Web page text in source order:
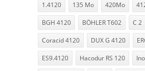
1.4120 135 Mo 420Mo
BGH 4120 BÖHLER T602 C 2
Coracid 4120 DUX G 4120
ES9.4120 Hacodur RS 120